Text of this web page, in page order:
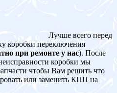
Лучше всего перед
коробки переключения
при ремонте у нас). После
коробки мы
чтобы Вам решить что
или заменить КПП на